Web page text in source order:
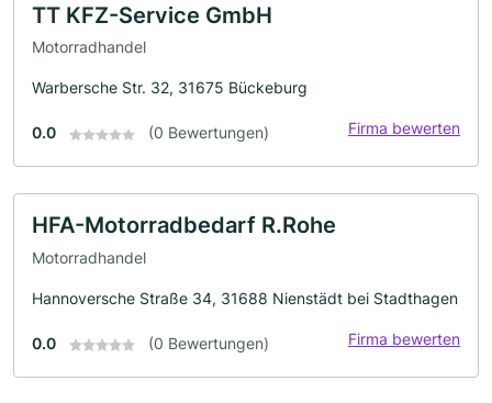
TT KFZ-Service GmbH
Motorradhandel
Warbersche Str. 32, 31675 Bückeburg
0.0 (0 Bewertungen) Firma bewerten
HFA-Motorradbedarf R.Rohe
Motorradhandel
Hannoversche Straße 34, 31688 Nienstädt bei Stadthagen
0.0 (0 Bewertungen) Firma bewerten